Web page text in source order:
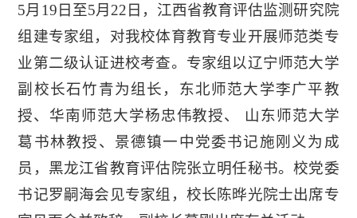
5月19日至5月22日，江西省教育评估监测研究院
组建专家组，对我校体育教育专业开展师范类专
业第二级认证进校考查。专家组以辽宁师范大学
副校长石竹青为组长，东北师范大学李广平教
授、华南师范大学杨忠伟教授、 山东师范大学
葛书林教授、景德镇一中党委书记施刚义为成
员，黑龙江省教育评估院张立明任秘书。校党委
书记罗嗣海会见专家组，校长陈晔光院士出席专